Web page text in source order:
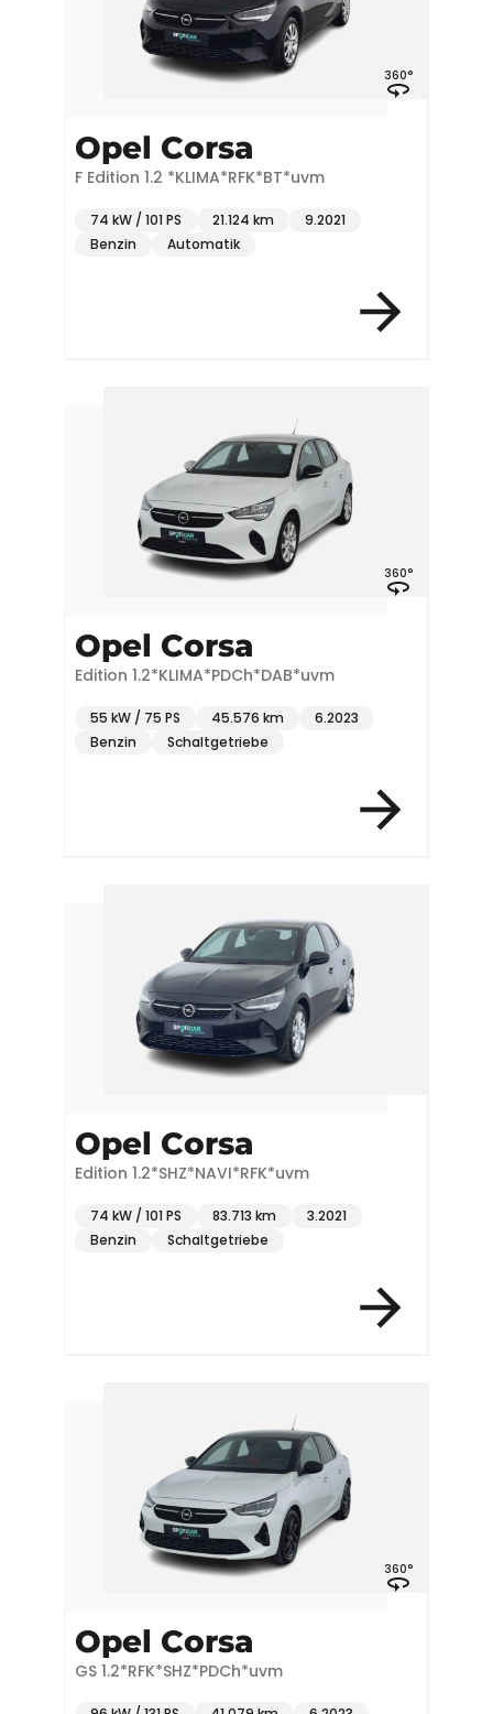
360°
Opel Corsa
F Edition 1.2 *KLIMA*RFK*BT*uvm
74 kW / 101 PS 21.124 km
9.2021
Benzin
Automatik
360°
Opel Corsa
Edition 1.2*KLIMA*PDCh*DAB*uvm
55 kW / 75 PS 45.576 km
6.2023
Benzin
Schaltgetriebe
Opel Corsa
Edition 1.2*SHZ*NAVI*RFK*uvm
74 kW / 101 PS 83.713 km
3.2021
Benzin
Schaltgetriebe
360°
Opel Corsa
GS 1.2*RFK*SHZ*PDCh*uvm